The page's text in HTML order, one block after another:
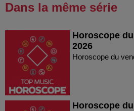
Dans la même série
Horoscope
2026
Horoscope du
Horoscope